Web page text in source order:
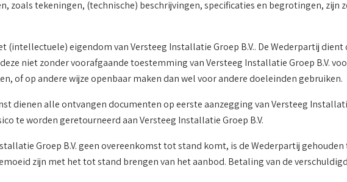
zoals tekeningen, (technische) beschrijvingen, specificaties en begrotingen, zijn
(intellectuele) eigendom van Versteeg Installatie Groep B.V.. De Wederpartij
niet zonder voorafgaande toestemming van Versteeg Installatie Groep B.V.
of op andere wijze openbaar maken dan wel voor andere doeleinden gebruiken.
dienen alle ontvangen documenten op eerste aanzegging van Versteeg
te worden geretourneerd aan Versteeg Installatie Groep B.V.
Groep B.V. geen overeenkomst tot stand komt, is de Wederpartij
zijn met het tot stand brengen van het aanbod. Betaling van de